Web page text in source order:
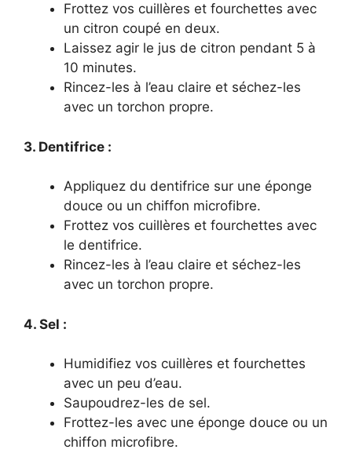
Frottez vos cuillères et fourchettes avec
un citron coupé en deux.
Laissez agir le jus de citron pendant 5 à
10 minutes.
Rincez-les à l’eau claire et séchez-les
avec un torchon propre.
3. Dentifrice :
Appliquez du dentifrice sur une éponge
douce ou un chiffon microfibre.
Frottez vos cuillères et fourchettes avec
le dentifrice.
Rincez-les à l’eau claire et séchez-les
avec un torchon propre.
4. Sel :
Humidifiez vos cuillères et fourchettes
avec un peu d’eau.
Saupoudrez-les de sel.
Frottez-les avec une éponge douce ou un
chiffon microfibre.